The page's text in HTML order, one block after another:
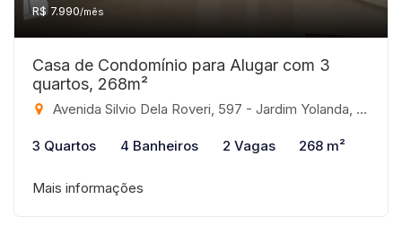
R$ 7.990/mês
Casa de Condomínio para Alugar com 3
quartos, 268m²
Avenida Silvio Dela Roveri, 597 - Jardim Yolanda, São José do Rio Preto-SP
3 Quartos 4 Banheiros 2 Vagas 268 m²
Mais informações